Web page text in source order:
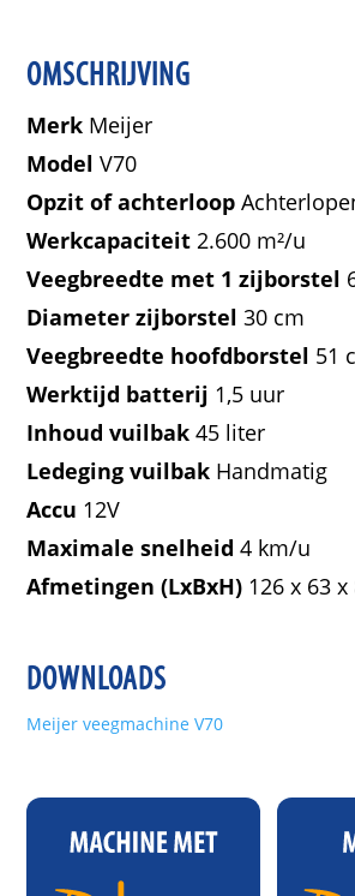
OMSCHRIJVING
Merk Meijer
ModelV70
Opzit of achterloop
Werkcapaciteit2.600 m²/u
Veegbreedte met 1 zijborstel
Diameter zijborstel30 cm
Veegbreedte hoofdborstel 51
Werktijd batterij 1,5 uur
Inhoud vuilbak45 liter
Ledeging vuilbak Handmatig
Accu 12V
Maximale snelheid4 km/u
Afmetingen (LxBxH) 126 x 63
DOWNLOADS
Meijer veegmachine V70